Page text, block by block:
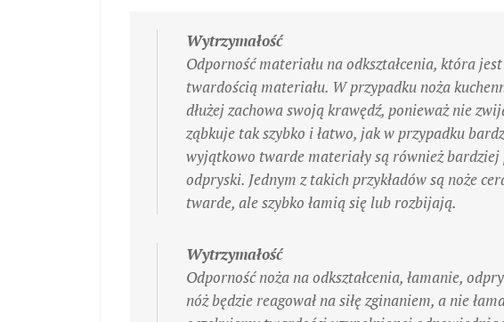
Wytrzymałość
Odporność materiału na odkształcenia, która
twardością materiału. W przypadku noża
dłużej zachowa swoją krawędź, ponieważ nie
ząbkuje tak szybko i łatwo, jak w przypadku
wyjątkowo twarde materiały są również
odpryski. Jednym z takich przykładów są noże
twarde, ale szybko łamią się lub rozbijają.
Wytrzymałość
Odporność noża na odkształcenia, łamanie,
nóż będzie reagował na siłę zginaniem, a nie